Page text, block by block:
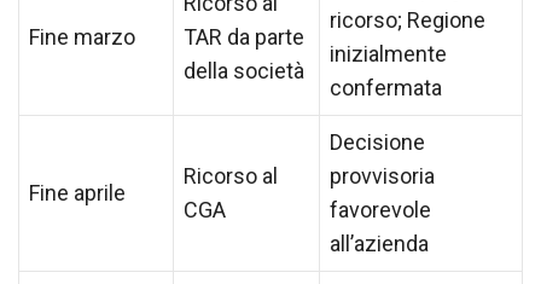
Fine marzo
TAR da parte
della società
ricorso; Regione
inizialmente
confermata
Fine aprile
Ricorso al
CGA
Decisione
provvisoria
favorevole
all’azienda